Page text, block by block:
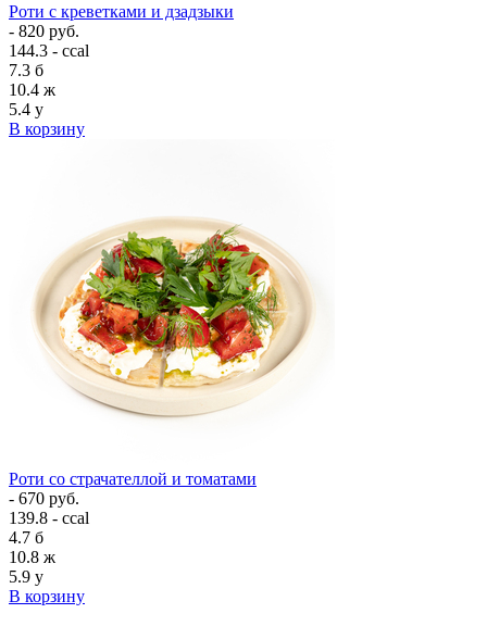
Роти с креветками и дзадзыки
- 820 руб.
144.3 - ccal
7.3 б
10.4 ж
5.4 у
В корзину
Роти со страчателлой и томатами
- 670 руб.
139.8 - ccal
4.7 б
10.8 ж
5.9 у
В корзину